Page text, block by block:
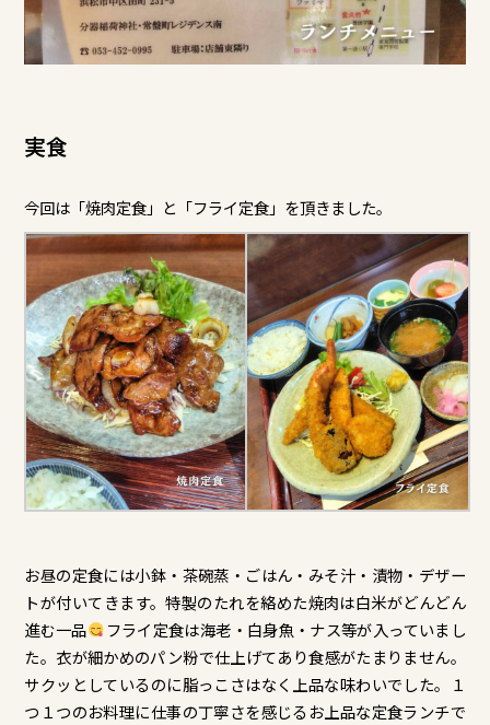
実食
今回は「焼肉定食」と「フライ定食」を頂きました。
お昼の定食には小鉢・茶碗蒸・ごはん・みそ汁・漬物・デザー
トが付いてきます。特製のたれを絡めた焼肉は白米がどんどん
進む一品
フライ定食は海老・白身魚・ナス等が入っていまし
た。衣が細かめのパン粉で仕上げてあり食感がたまりません。
サクッとしているのに脂っこさはなく上品な味わいでした。１
つ１つのお料理に仕事の丁寧さを感じるお上品な定食ランチで